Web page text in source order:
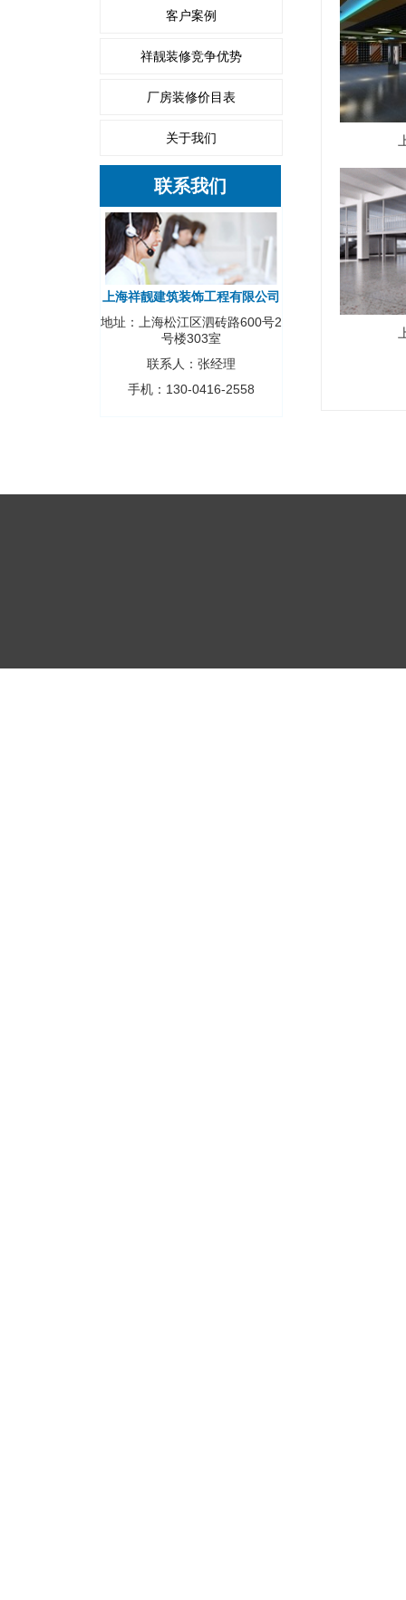
客户案例
祥靓装修竞争优势
厂房装修价目表
关于我们
联系我们
上海祥靓建筑装饰工程有限公司
地址：上海松江区泗砖路600号2
号楼303室
联系人：张经理
手机：130-0416-2558